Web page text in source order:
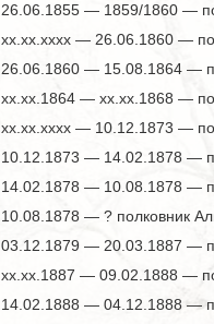
26.06.1855 — 1859/1860 —
хх.хх.хххх — 26.06.1860 —
26.06.1860 — 15.08.1864 —
xx.xx.1864 — xx.xx.1868 —
хх.хх.хххх — 10.12.1873 —
10.12.1873 — 14.02.1878 —
14.02.1878 — 10.08.1878 —
10.08.1878 — ? полковник
03.12.1879 — 20.03.1887 —
хх.хх.1887 — 09.02.1888 —
14.02.1888 — 04.12.1888 —